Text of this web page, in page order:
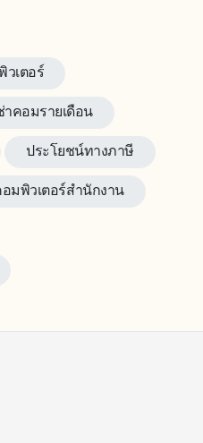
วเตอร์
าคอมรายเดือน
ประโยชน์ทางภาษี
อมพิวเตอร์สำนักงาน